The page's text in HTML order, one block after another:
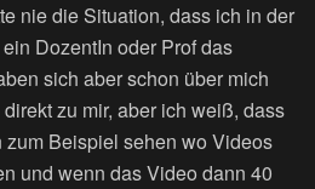
nie die Situation, dass ich in der
DozentIn oder Prof das
sich aber schon über mich
zu mir, aber ich weiß, dass
zum Beispiel sehen wo Videos
und wenn das Video dann 40